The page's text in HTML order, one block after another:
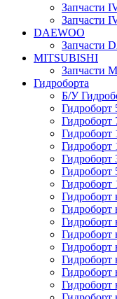
Запчасти
Запчасти
DAEWOO
Запчасти
MITSUBISHI
Запчасти
Гидроборта
Б/У
Гидроборт
Гидроборт
Гидроборт
Гидроборт
Гидроборт
Гидроборт
Гидроборт
Гидроборт
Гидроборт
Гидроборт
Гидроборт
Гидроборт
Гидроборт
Гидроборт
Гидроборт